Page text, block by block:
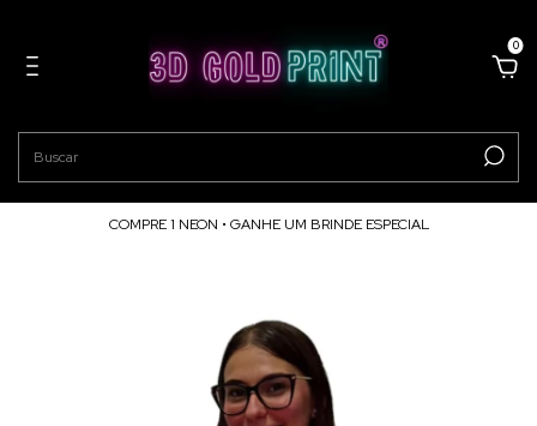
0
COMPRE 1 NEON • GANHE UM BRINDE ESPECIAL